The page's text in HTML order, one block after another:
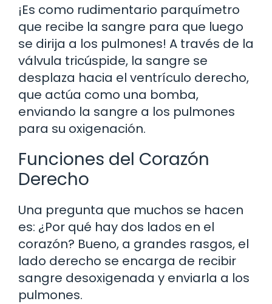
¡Es como rudimentario parquímetro
que recibe la sangre para que luego
se dirija a los pulmones! A través de la
válvula tricúspide, la sangre se
desplaza hacia el ventrículo derecho,
que actúa como una bomba,
enviando la sangre a los pulmones
para su oxigenación.
Funciones del Corazón
Derecho
Una pregunta que muchos se hacen
es: ¿Por qué hay dos lados en el
corazón? Bueno, a grandes rasgos, el
lado derecho se encarga de recibir
sangre desoxigenada y enviarla a los
pulmones.